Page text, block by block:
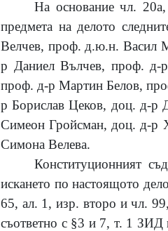
На основание чл.
предмета на делото
Велчев, проф. д.ю.н. Васил
р Даниел Вълчев, проф. д-
проф. д-р Мартин Белов,
р Борислав Цеков, доц. д-р
Симеон Гройсман, доц. д-р
Симона Велева.
Конституционният
искането по настоящото
65, ал. 1, изр. второ и чл.
съответно с §3 и 7, т. 1 ЗИД